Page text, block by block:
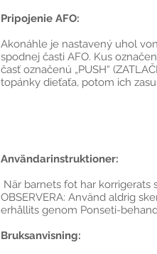
Pripojenie AFO:
Akonáhle je nastavený uhol
spodnej časti AFO. Kus
časť označenú „PUSH“
topánky dieťaťa, potom ich
Användarinstruktioner:
När barnets fot har
OBSERVERA: Använd aldrig
erhållits genom Ponseti-
Bruksanvisning: